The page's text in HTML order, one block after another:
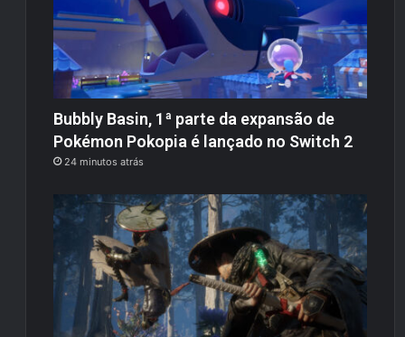
Bubbly Basin, 1ª parte da expansão de
Pokémon Pokopia é lançado no Switch 2
24 minutos atrás